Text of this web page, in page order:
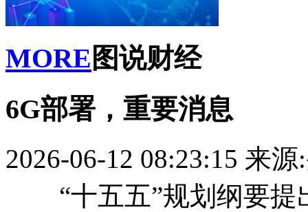
MORE 图说财经
6G部署，重要消息
2026-06-12 08:23:15 来源
“十五五”规划纲要提